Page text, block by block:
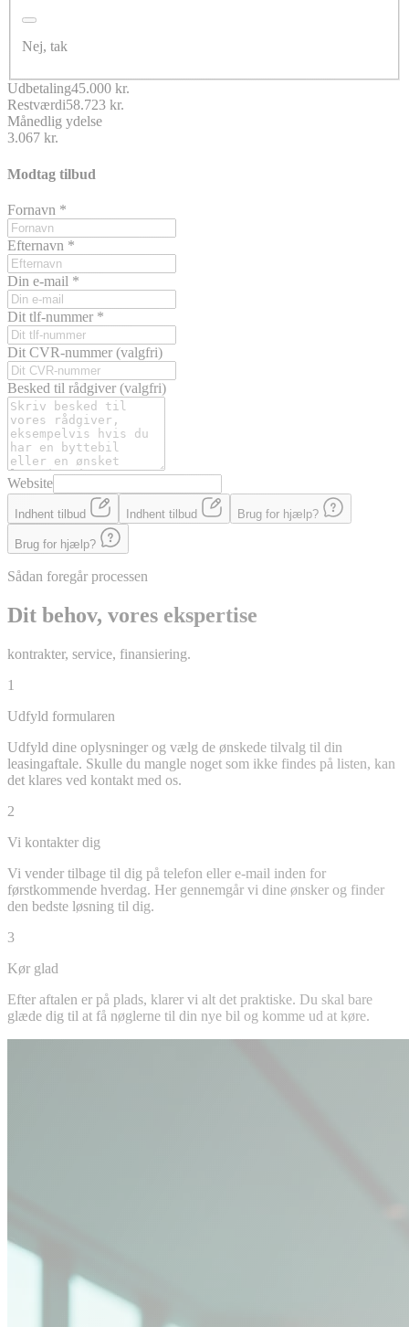
Nej, tak
Udbetaling45.000 kr.
Restværdi58.723 kr.
Månedlig ydelse
3.067 kr.
Modtag tilbud
Fornavn *
Efternavn *
Din e-mail *
Dit tlf-nummer *
Dit CVR-nummer (valgfri)
Besked til rådgiver (valgfri)
Website
Indhent tilbud Indhent tilbud Brug for hjælp?
Brug for hjælp?
Sådan foregår processen
Dit behov, vores ekspertise
kontrakter, service, finansiering.
1
Udfyld formularen
Udfyld dine oplysninger og vælg de ønskede tilvalg til din
leasingaftale. Skulle du mangle noget som ikke findes på listen, kan
det klares ved kontakt med os.
2
Vi kontakter dig
Vi vender tilbage til dig på telefon eller e-mail inden for
førstkommende hverdag. Her gennemgår vi dine ønsker og finder
den bedste løsning til dig.
3
Kør glad
Efter aftalen er på plads, klarer vi alt det praktiske. Du skal bare
glæde dig til at få nøglerne til din nye bil og komme ud at køre.